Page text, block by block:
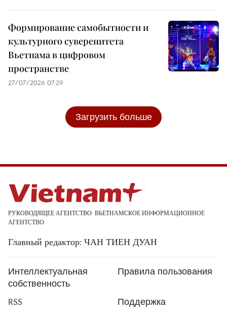
Формирование самобытности и
культурного суверенитета
Вьетнама в цифровом
пространстве
27/07/2026 07:29
Загрузить больше
РУКОВОДЯЩЕЕ АГЕНТСТВО: ВЬЕТНАМСКОЕ ИНФОРМАЦИОННОЕ
АГЕНТСТВО
Главный редактор: ЧАН ТИЕН ДУАН
Интеллектуальная
собственность
Правила пользования
RSS
Поддержка